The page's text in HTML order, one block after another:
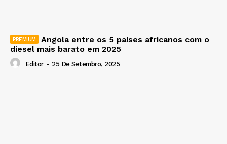
Angola entre os 5 países africanos com o
diesel mais barato em 2025
Editor - 25 De Setembro, 2025